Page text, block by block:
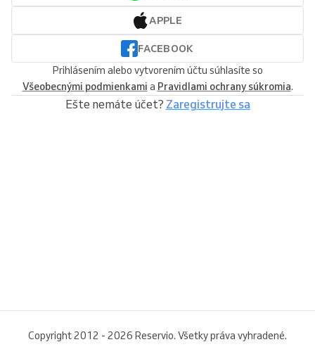
APPLE
FACEBOOK
Prihlásením alebo vytvorením účtu súhlasíte so
Všeobecnými podmienkami a Pravidlami ochrany súkromia.
Ešte nemáte účet? Zaregistrujte sa
Copyright 2012 - 2026 Reservio. Všetky práva vyhradené.